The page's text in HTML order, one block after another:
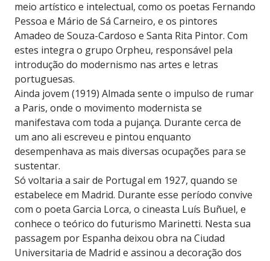
meio artístico e intelectual, como os poetas Fernando
Pessoa e Mário de Sá Carneiro, e os pintores
Amadeo de Souza-Cardoso e Santa Rita Pintor. Com
estes integra o grupo Orpheu, responsável pela
introdução do modernismo nas artes e letras
portuguesas.
Ainda jovem (1919) Almada sente o impulso de rumar
a Paris, onde o movimento modernista se
manifestava com toda a pujança. Durante cerca de
um ano ali escreveu e pintou enquanto
desempenhava as mais diversas ocupações para se
sustentar.
Só voltaria a sair de Portugal em 1927, quando se
estabelece em Madrid. Durante esse período convive
com o poeta Garcia Lorca, o cineasta Luís Buñuel, e
conhece o teórico do futurismo Marinetti. Nesta sua
passagem por Espanha deixou obra na Ciudad
Universitaria de Madrid e assinou a decoração dos